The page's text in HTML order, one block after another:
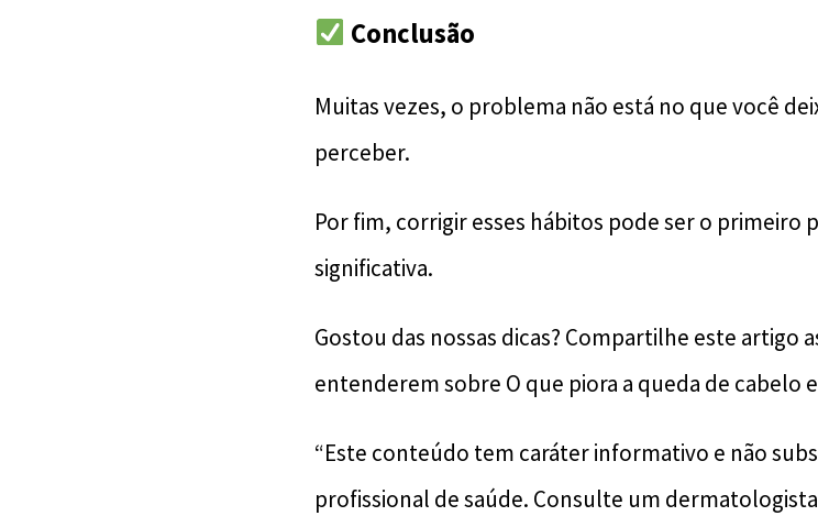
Conclusão
Muitas vezes, o problema não está no que você
perceber.
Por fim, corrigir esses hábitos pode ser o primeiro
significativa.
Gostou das nossas dicas? Compartilhe este artigo
entenderem sobre O que piora a queda de cabelo
“Este conteúdo tem caráter informativo e não
profissional de saúde. Consulte um